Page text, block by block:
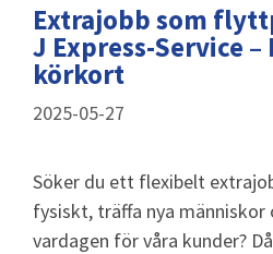
Extrajobb som
J Express-Service
körkort
2025-05-27
Söker du ett flexibelt
fysiskt, träffa nya människor
vardagen för våra kunder?